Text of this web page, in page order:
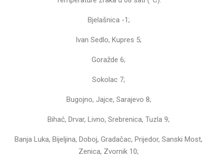
Bjelašnica -1;
Ivan Sedlo, Kupres 5;
Goražde 6;
Sokolac 7;
Bugojno, Jajce, Sarajevo 8;
Bihać, Drvar, Livno, Srebrenica, Tuzla 9;
Banja Luka, Bijeljina, Doboj, Gradačac, Prijedor, Sanski Most,
Zenica, Zvornik 10;